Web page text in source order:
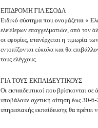
ΕΠΙΔΡΟΜΗ ΓΙΑ ΕΣΟΔΑ
Ειδικό σύστημα που ονομάζεται «
ελεύθερων επαγγελματιών, από τον
οι εφορίες, επανέρχεται η τιμωρία
εντοπίζονται εύκολα και θα
τους ελέγχους.
ΓΙΑ ΤΟΥΣ ΕΚΠΑΙΔΕΥΤΙΚΟΥΣ
Οι εκπαιδευτικοί που βρίσκονται
υποβάλουν σχετική αίτηση έως 30-
υπηρεσιακής εκπαίδευσης θα